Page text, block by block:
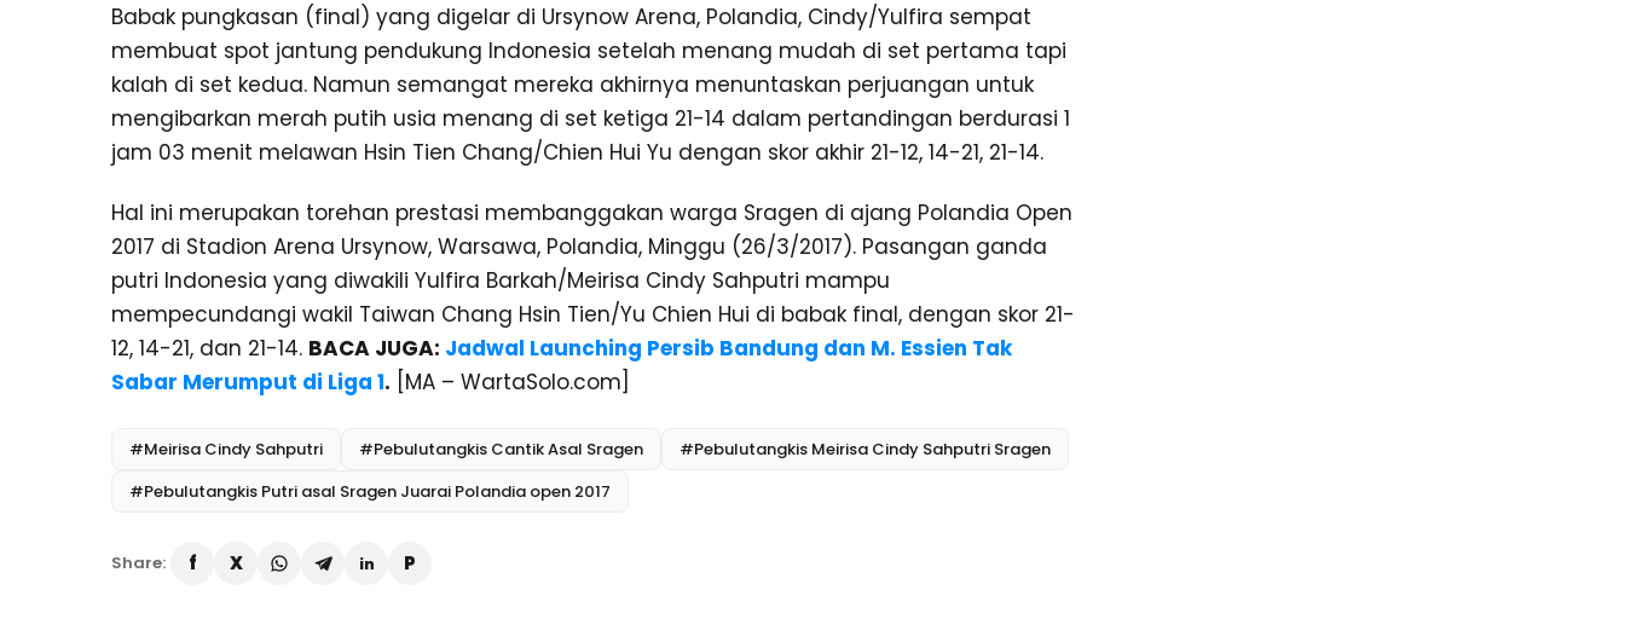
Babak pungkasan (final) yang digelar di Ursynow Arena, Polandia, Cindy/Yulfira sempat
membuat spot jantung pendukung Indonesia setelah menang mudah di set pertama tapi
kalah di set kedua. Namun semangat mereka akhirnya menuntaskan perjuangan untuk
mengibarkan merah putih usia menang di set ketiga 21-14 dalam pertandingan berdurasi 1
jam 03 menit melawan Hsin Tien Chang/Chien Hui Yu dengan skor akhir 21-12, 14-21, 21-14.
Hal ini merupakan torehan prestasi membanggakan warga Sragen di ajang Polandia Open
2017 di Stadion Arena Ursynow, Warsawa, Polandia, Minggu (26/3/2017). Pasangan ganda
putri Indonesia yang diwakili Yulfira Barkah/Meirisa Cindy Sahputri mampu
mempecundangi wakil Taiwan Chang Hsin Tien/Yu Chien Hui di babak final, dengan skor 21-
12, 14-21, dan 21-14. BACA JUGA: Jadwal Launching Persib Bandung dan M. Essien Tak
Sabar Merumput di Liga 1. [MA – WartaSolo.com]
#Meirisa Cindy Sahputri #Pebulutangkis Cantik Asal Sragen
#Pebulutangkis Meirisa Cindy Sahputri Sragen
#Pebulutangkis Putri asal Sragen Juarai Polandia open 2017
Share: